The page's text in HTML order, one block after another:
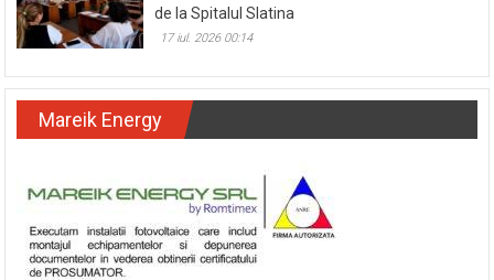
de la Spitalul Slatina
17 iul. 2026 00:14
Mareik Energy